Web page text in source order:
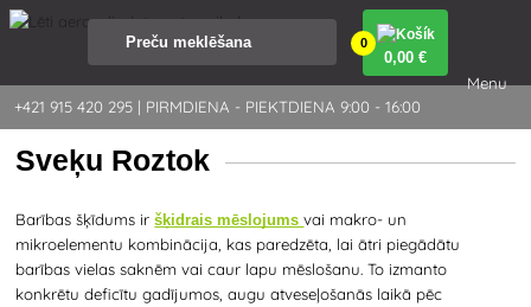
+421 915 420 295 | PIRMDIENA - PIEKTDIENA 9:00 - 16:00
0
0,00 €
Menu
Sveķu Roztok
Barības šķīdums iršķidrais mēslojumsvai makro- un
mikroelementu kombinācija, kas paredzēta, lai ātri piegādātu
barības vielas saknēm vai caur lapu mēslošanu. To izmanto
konkrētu deficītu gadījumos, augu atveseļošanās laikā pēc